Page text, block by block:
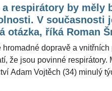
– na 100 tisíc obyvatel
devět potvrzených případů
epidemiologa ze
obzvláště s ohledem na
"Je žádoucí ve vnitřních
v hromadné dopravě
a respirátory by měly
V současnosti
otázka, říká Roman
hromadné dopravě a vnitřních
že jsou povinné respirátory.
Adam Vojtěch (34) minulý